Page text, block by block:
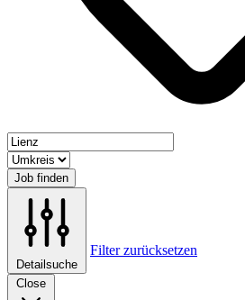
Job finden
Detailsuche
Filter zurücksetzen
Close